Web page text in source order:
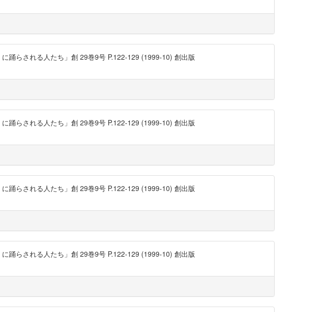
踊らされる人たち」創 29巻9号 P.122-129 (1999-10) 創出版
踊らされる人たち」創 29巻9号 P.122-129 (1999-10) 創出版
踊らされる人たち」創 29巻9号 P.122-129 (1999-10) 創出版
踊らされる人たち」創 29巻9号 P.122-129 (1999-10) 創出版